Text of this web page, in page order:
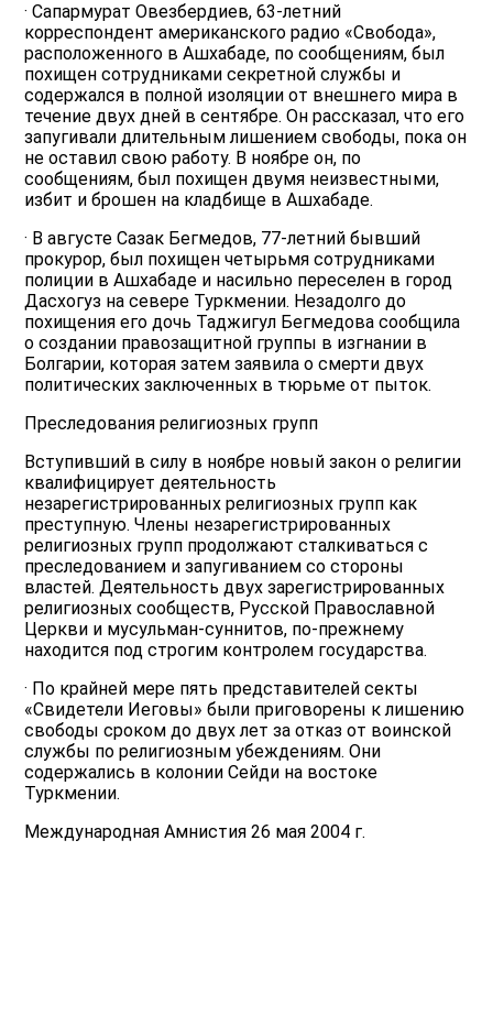
· Сапармурат Овезбердиев, 63-летний
корреспондент американского радио «Свобода»,
расположенного в Ашхабаде, по сообщениям, был
похищен сотрудниками секретной службы и
содержался в полной изоляции от внешнего мира в
течение двух дней в сентябре. Он рассказал, что его
запугивали длительным лишением свободы, пока он
не оставил свою работу. В ноябре он, по
сообщениям, был похищен двумя неизвестными,
избит и брошен на кладбище в Ашхабаде.
· В августе Сазак Бегмедов, 77-летний бывший
прокурор, был похищен четырьмя сотрудниками
полиции в Ашхабаде и насильно переселен в город
Дасхогуз на севере Туркмении. Незадолго до
похищения его дочь Таджигул Бегмедова сообщила
о создании правозащитной группы в изгнании в
Болгарии, которая затем заявила о смерти двух
политических заключенных в тюрьме от пыток.
Преследования религиозных групп
Вступивший в силу в ноябре новый закон о религии
квалифицирует деятельность
незарегистрированных религиозных групп как
преступную. Члены незарегистрированных
религиозных групп продолжают сталкиваться с
преследованием и запугиванием со стороны
властей. Деятельность двух зарегистрированных
религиозных сообществ, Русской Православной
Церкви и мусульман-суннитов, по-прежнему
находится под строгим контролем государства.
· По крайней мере пять представителей секты
«Свидетели Иеговы» были приговорены к лишению
свободы сроком до двух лет за отказ от воинской
службы по религиозным убеждениям. Они
содержались в колонии Сейди на востоке
Туркмении.
Международная Амнистия 26 мая 2004 г.